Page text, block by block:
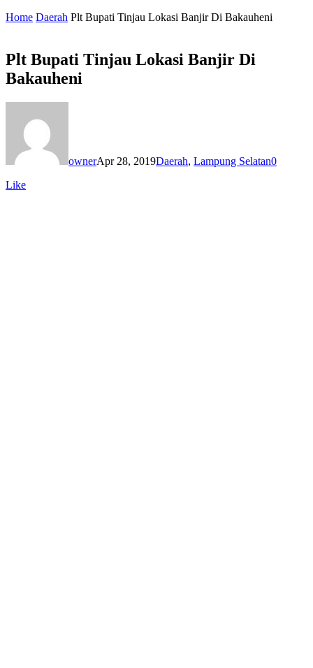
Home Daerah Plt Bupati Tinjau Lokasi Banjir Di Bakauheni
Plt Bupati Tinjau Lokasi Banjir Di
Bakauheni
ownerApr 28, 2019Daerah, Lampung Selatan0
Like